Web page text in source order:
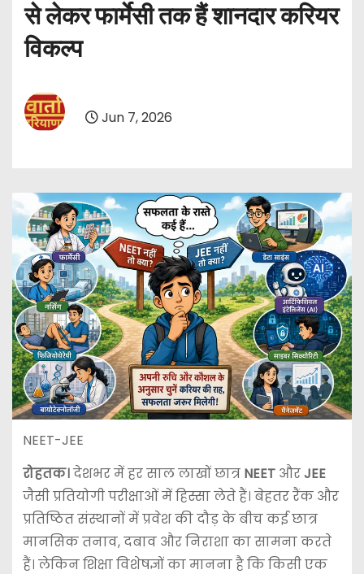
से लेकर फार्मेसी तक हैं शानदार करियर
विकल्प
Jun 7, 2026
NEET-JEE
रोहतक।देशभर में हर साल लाखों छात्र NEETऔरJEE
जैसी प्रतियोगी परीक्षाओं में हिस्सा लेते हैं। बेहतर रैंक और
प्रतिष्ठित संस्थानों में प्रवेश की दौड़ के बीच कई छात्र
मानसिक तनाव, दबाव और निराशा का सामना करते
हैं। लेकिन शिक्षा विशेषज्ञों का मानना है कि किसी एक